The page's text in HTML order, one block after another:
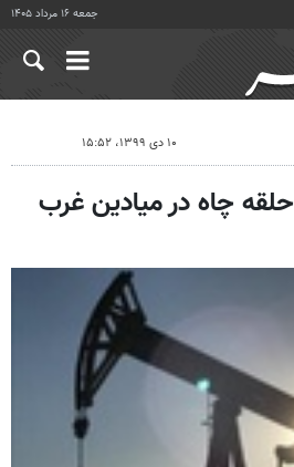
جمعه ۱۶ مرداد ۱۴۰۵
۱۰ دی ۱۳۹۹، ۱۵:۵۲
تکمیل حفاری ۱۰۷ حلقه چاه در میادین غرب